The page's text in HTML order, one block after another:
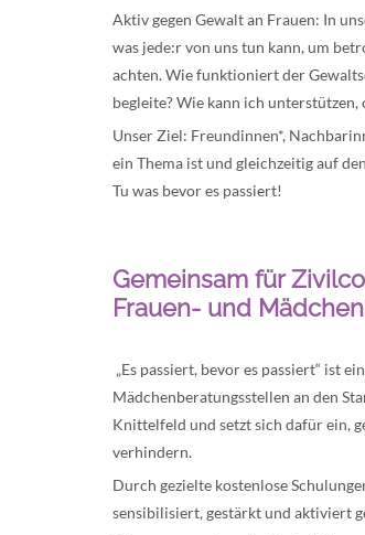
Aktiv gegen Gewalt an Frauen: In
was jede:r von uns tun kann, um
achten. Wie funktioniert der
begleite? Wie kann ich
Unser Ziel: Freundinnen*,
ein Thema ist und gleichzeitig auf
Tu was bevor es passiert!
Gemeinsam für
Frauen- und
„Es passiert, bevor es passiert“ ist
Mädchenberatungsstellen an den
Knittelfeld und setzt sich dafür ein,
verhindern.
Durch gezielte kostenlose
sensibilisiert, gestärkt und aktiviert